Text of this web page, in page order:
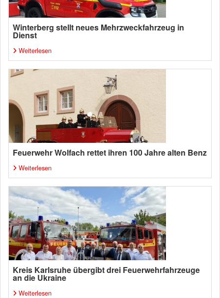
Winterberg stellt neues Mehrzweckfahrzeug in
Dienst
Weiterlesen
Feuerwehr Wolfach rettet ihren 100 Jahre alten Benz
Weiterlesen
Kreis Karlsruhe übergibt drei Feuerwehrfahrzeuge
an die Ukraine
Weiterlesen